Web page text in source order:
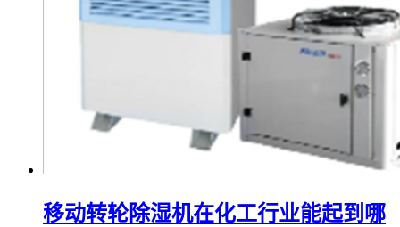
移动转轮除湿机在化工行业能起到哪